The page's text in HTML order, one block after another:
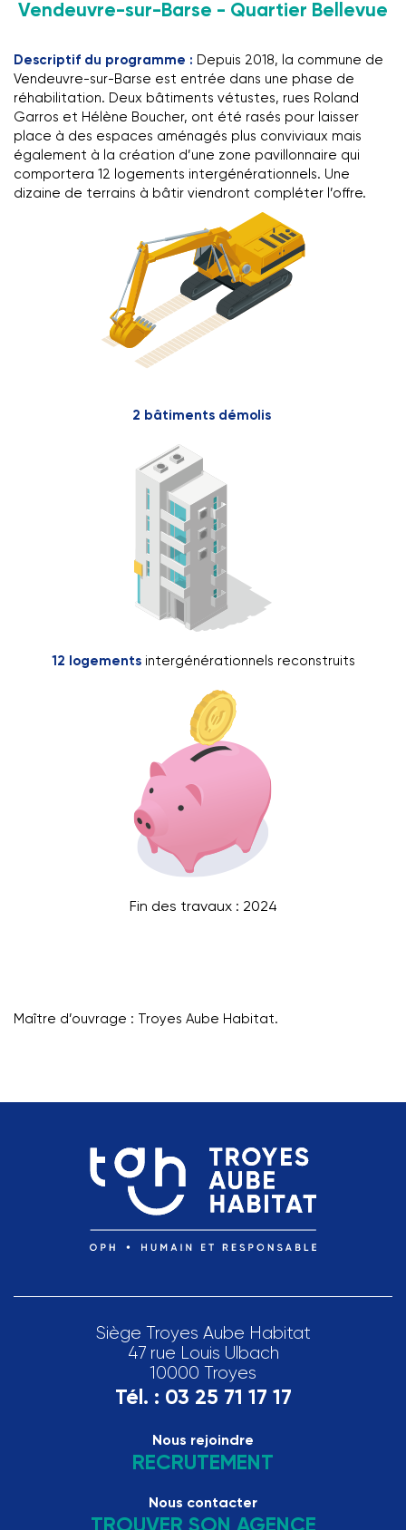
Vendeuvre-sur-Barse - Quartier Bellevue
Descriptif du programme : Depuis 2018, la commune de
Vendeuvre-sur-Barse est entrée dans une phase de
réhabilitation. Deux bâtiments vétustes, rues Roland
Garros et Hélène Boucher, ont été rasés pour laisser
place à des espaces aménagés plus conviviaux mais
également à la création d’une zone pavillonnaire qui
comportera 12 logements intergénérationnels. Une
dizaine de terrains à bâtir viendront compléter l’offre.
2 bâtiments démolis
12 logementsintergénérationnels reconstruits
Fin des travaux : 2024
Maître d’ouvrage : Troyes Aube Habitat.
Siège Troyes Aube Habitat
47 rue Louis Ulbach
10000 Troyes
Tél. : 03 25 71 17 17
Nous rejoindre
RECRUTEMENT
Nous contacter
TROUVER SON AGENCE